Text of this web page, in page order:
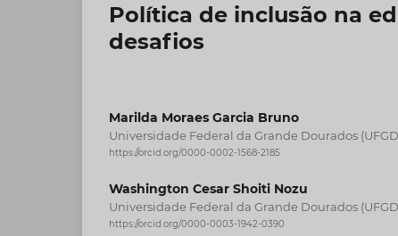
Política de inclusão na
desafios
Marilda Moraes Garcia Bruno
Universidade Federal da Grande Dourados
https://orcid.org/0000-0002-1568-2185
Washington Cesar Shoiti Nozu
Universidade Federal da Grande Dourados
https://orcid.org/0000-0003-1942-0390